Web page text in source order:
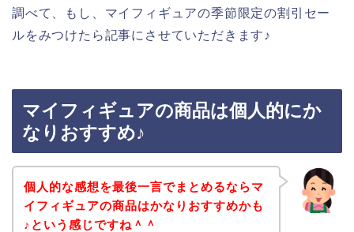
調べて、もし、マイフィギュアの季節限定の割引セー
ルをみつけたら記事にさせていただきます♪
マイフィギュアの商品は個人的にか
なりおすすめ♪
個人的な感想を最後一言でまとめるならマ
イフィギュアの商品はかなりおすすめかも
♪という感じですね＾＾